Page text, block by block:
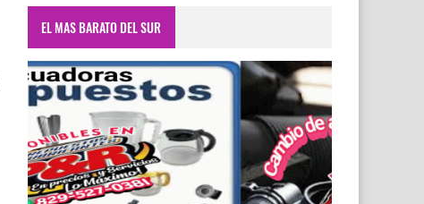
EL MAS BARATO DEL SUR